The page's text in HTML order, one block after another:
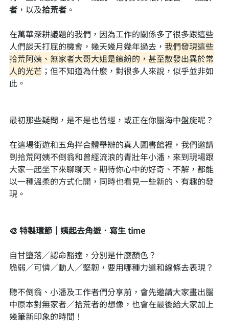
者 ，以及拾荒者 。
在萬華深耕議題的我們，因為工作的關係多了很多跟這些
人們談天打屁的機會，幾天幾月幾年過去， 我們發現這些
拾荒阿姨、無家者大哥大姐是繽紛的，甚至散發出異於常
人的光芒 ；但不知道為什麼，對很多人來說，似乎並非如
此。
最初那些疑問，是不是也曾經，或正在你腦海中盤旋呢？
在這場街遊和五角拌合體舉辦的真人圖書館裡，我們邀請
到拾荒阿姨不倒翁和曾經流浪的青壯年小潘，來到現場跟
大家一起坐下來聊聊天。期待你心中的好奇、不解，都能
以一種溫柔的方式化開，同時也看見一些新的、有趣的發
現。
🎨 特製環節｜姨起去角遊．寫生 time
自甘墮落／認命豁達，分別是什麼顏色？
脆弱／可憐／動人／堅韌，要用哪種力道和線條去表現？
聽不倒翁、小潘及工作者們分享前，會先邀請大家畫出腦
中原本對無家者／拾荒者的想像，也會在最後給大家加上
幾筆新印象的時間！